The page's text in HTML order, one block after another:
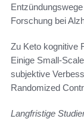
Forschung bei
Zu Keto kognitive
Einige Small-
subjektive
Randomized
Langfristige